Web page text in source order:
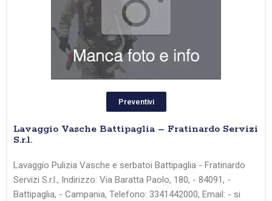
Preventivi
Lavaggio Vasche Battipaglia – Fratinardo Servizi
S.r.l.
Lavaggio Pulizia Vasche e serbatoi Battipaglia - Fratinardo
Servizi S.r.l., Indirizzo: Via Baratta Paolo, 180, - 84091, -
Battipaglia, - Campania, Telefono: 3341442000, Email: - si